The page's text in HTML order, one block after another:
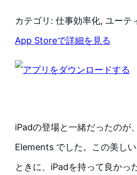
カテゴリ: 仕事効率化, ユーテ
App Storeで詳細を見る
iPadの登場と一緒だったのが
Elements でした。この美し
ときに、iPadを持って良かっ